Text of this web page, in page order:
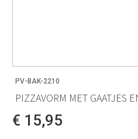
PV-BAK-2210
PIZZAVORM MET GAATJES
€ 15,95